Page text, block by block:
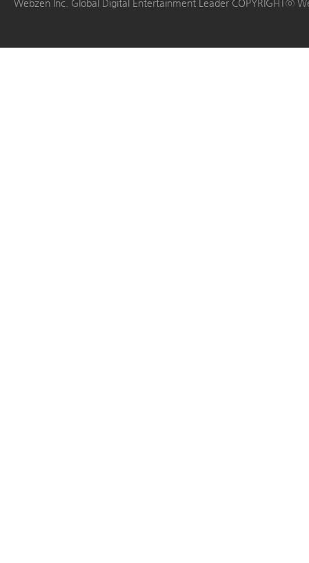
Webzen Inc. Global Digital Entertainment Leader COPYRIGHTⓒ